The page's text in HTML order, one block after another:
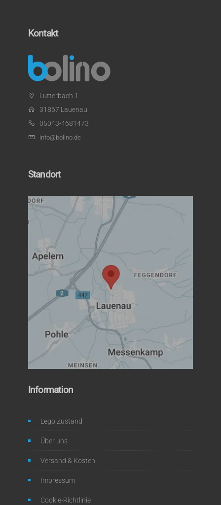
Kontakt
Lutterbach 1
31867 Lauenau
05043-4681473
info@bolino.de
Standort
Information
Lego Zustand
Über uns
Versand & Kosten
Impressum
Cookie-Richtlinie